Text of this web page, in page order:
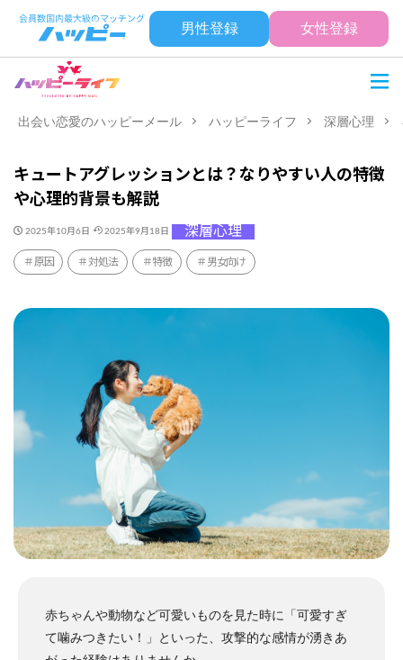
男性登録 女性登録
出会い恋愛のハッピーメール ハッピーライフ 深層心理
キュートアグレッションとは？なりやすい人の特徴
や心理的背景も解説
2025年10月6日 2025年9月18日 深層心理
原因 対処法 特徴 男女向け
赤ちゃんや動物など可愛いものを見た時に「可愛すぎ
て噛みつきたい！」といった、攻撃的な感情が湧きあ